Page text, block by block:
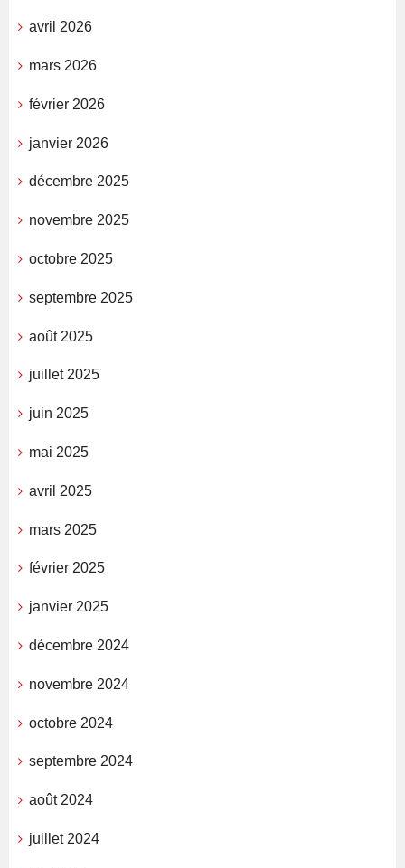
avril 2026
mars 2026
février 2026
janvier 2026
décembre 2025
novembre 2025
octobre 2025
septembre 2025
août 2025
juillet 2025
juin 2025
mai 2025
avril 2025
mars 2025
février 2025
janvier 2025
décembre 2024
novembre 2024
octobre 2024
septembre 2024
août 2024
juillet 2024